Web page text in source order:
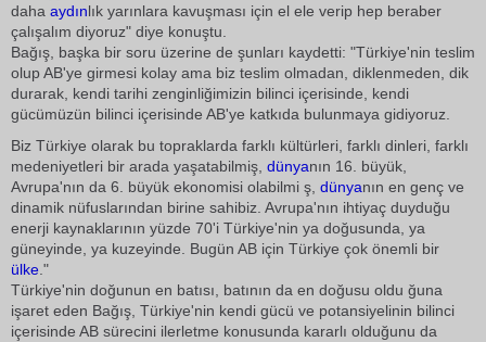
daha aydınlık yarınlara kavuşması için el ele verip hep beraber
çalışalım diyoruz" diye konuştu.
Bağış, başka bir soru üzerine de şunları kaydetti: "Türkiye'nin teslim
olup AB'ye girmesi kolay ama biz teslim olmadan, diklenmeden, dik
durarak, kendi tarihi zenginliğimizin bilinci içerisinde, kendi
gücümüzün bilinci içerisinde AB'ye katkıda bulunmaya gidiyoruz.
Biz Türkiye olarak bu topraklarda farklı kültürleri, farklı dinleri, farklı
medeniyetleri bir arada yaşatabilmiş, dünyanın 16. büyük,
Avrupa'nın da 6. büyük ekonomisi olabilmi ş, dünyanın en genç ve
dinamik nüfuslarından birine sahibiz. Avrupa'nın ihtiyaç duyduğu
enerji kaynaklarının yüzde 70'i Türkiye'nin ya doğusunda, ya
güneyinde, ya kuzeyinde. Bugün AB için Türkiye çok önemli bir
ülke ."
Türkiye'nin doğunun en batısı, batının da en doğusu oldu ğuna
işaret eden Bağış, Türkiye'nin kendi gücü ve potansiyelinin bilinci
içerisinde AB sürecini ilerletme konusunda kararlı olduğunu da